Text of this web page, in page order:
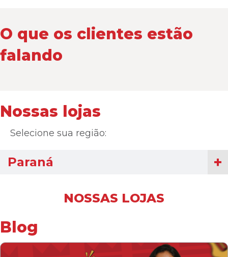
O que os clientes estão
falando
Nossas lojas
Selecione sua região:
Paraná
NOSSAS LOJAS
Blog